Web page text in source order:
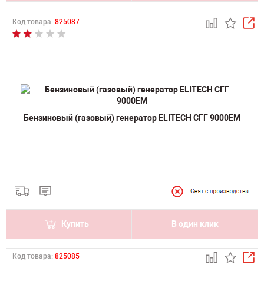
Код товара: 825087
Бензиновый (газовый) генератор ELITECH СГГ 9000ЕМ
Купить В один клик
Код товара: 825085